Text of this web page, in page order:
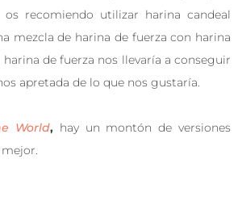
recomiendo utilizar harina candeal
mezcla de harina de fuerza con harina
de fuerza nos llevaría a conseguir
apretada de lo que nos gustaría.
World, hay un montón de versiones